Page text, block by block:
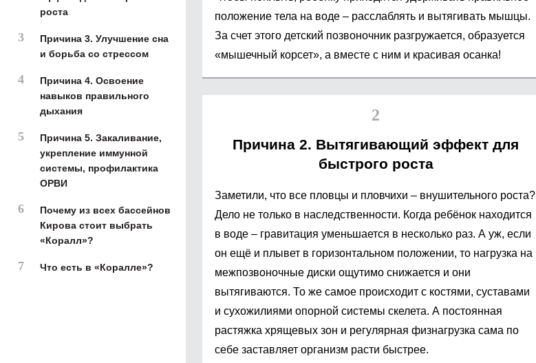
роста
Причина 3. Улучшение сна
и борьба со стрессом
Причина 4. Освоение
навыков правильного
дыхания
Причина 5. Закаливание,
укрепление иммунной
системы, профилактика
ОРВИ
Почему из всех бассейнов
Кирова стоит выбрать
«Коралл»?
Что есть в «Коралле»?
положение тела на воде – расслаблять и вытягивать мышцы.
За счет этого детский позвоночник разгружается, образуется
«мышечный корсет», а вместе с ним и красивая осанка!
Причина 2. Вытягивающий эффект для
быстрого роста
Заметили, что все пловцы и пловчихи – внушительного роста?
Дело не только в наследственности. Когда ребёнок находится
в воде – гравитация уменьшается в несколько раз. А уж, если
он ещё и плывет в горизонтальном положении, то нагрузка на
межпозвоночные диски ощутимо снижается и они
вытягиваются. То же самое происходит с костями, суставами
и сухожилиями опорной системы скелета. А постоянная
растяжка хрящевых зон и регулярная физнагрузка сама по
себе заставляет организм расти быстрее.